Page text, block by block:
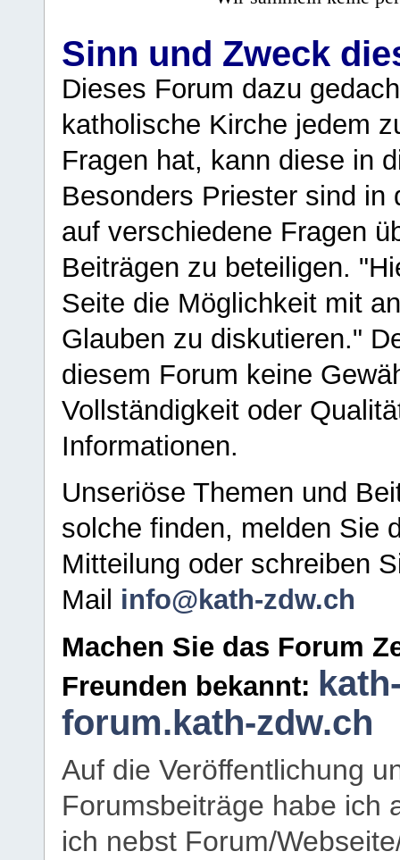
Sinn und Zweck
Dieses Forum dazu
katholische Kirche jedem
Fragen hat, kann diese in
Besonders Priester sind in
auf verschiedene Fragen
Beiträgen zu beteiligen.
Seite die Möglichkeit mit
Glauben zu diskutieren."
diesem Forum keine
Vollständigkeit oder
Informationen.
Unseriöse Themen und
solche finden, melden Sie
Mitteilung oder schreiben
Mail info@kath-zdw.ch
Machen Sie das Forum
Freunden bekannt:
forum.kath-zdw.ch
Auf die Veröffentlichung
Forumsbeiträge habe ich
ich nebst Forum/